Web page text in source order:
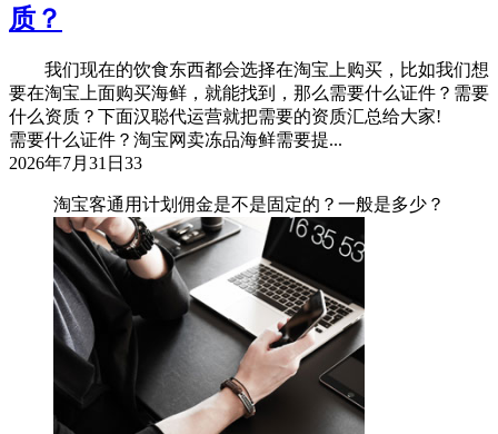
质？
我们现在的饮食东西都会选择在淘宝上购买，比如我们想
要在淘宝上面购买海鲜，就能找到，那么需要什么证件？需要
什么资质？下面汉聪代运营就把需要的资质汇总给大家!
需要什么证件？淘宝网卖冻品海鲜需要提...
2026年7月31日 33
淘宝客通用计划佣金是不是固定的？一般是多少？